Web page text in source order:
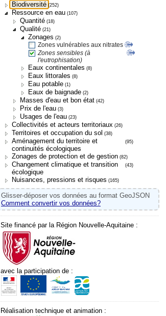
Biodiversité (252)
Ressource en eau (107)
Quantité (18)
Qualité (21)
Zonages (2)
Zones vulnérables aux nitrates
Zones sensibles (à
l'eutrophisation)
Eaux continentales (8)
Eaux littorales (8)
Eau potable (1)
Eaux de baignade (2)
Masses d'eau et bon état (42)
Prix de l'eau (3)
Usages de l'eau (23)
Collectivités et acteurs territoriaux (26)
Territoires et occupation du sol (38)
Aménagement du territoire et
continuités écologiques
(95)
Zonages de protection et de gestion (82)
Changement climatique et transition
écologique
(43)
Nuisances, pressions et risques (165)
Glisser-déposer vos données au format GeoJSON
Comment convertir vos données?
Site financé par la Région Nouvelle-Aquitaine :
avec la participation de :
Réalisation technique et animation :